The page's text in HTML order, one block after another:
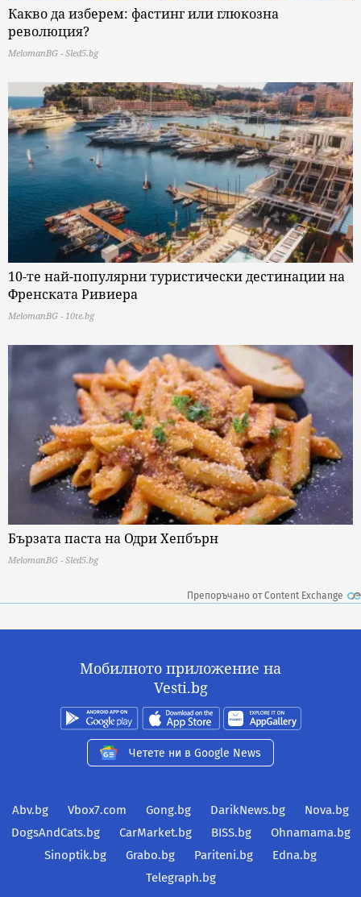
Какво да изберем: фастинг или глюкозна
революция?
MelomanBG - Sled5.bg
10-те най-популярни туристически дестинации на
Френската Ривиера
MelomanBG - 10te.bg
Бързата паста на Одри Хепбърн
MelomanBG - Sled5.bg
Препоръчано от Content Exchange
Мобилното приложение на
Vesti.bg
Четете ни в Google News
Abv.bg Vbox7.com Gong.bg DarikNews.bg
Nova.bg
DogsAndCats.bg
CarMarket.bg BISS.bg
Ohnamama.bg
Sinoptik.bg
Grabo.bg Pariteni.bg
Edna.bg
Telegraph.bg